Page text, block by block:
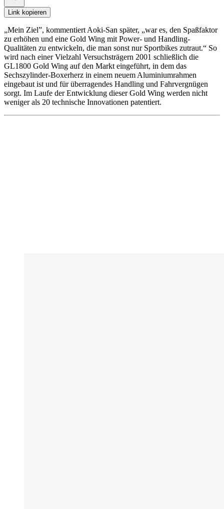
Link kopieren
„Mein Ziel”, kommentiert Aoki-San später, „war es, den Spaßfaktor
zu erhöhen und eine Gold Wing mit Power- und Handling-
Qualitäten zu entwickeln, die man sonst nur Sportbikes zutraut.“ So
wird nach einer Vielzahl Versuchsträgern 2001 schließlich die
GL1800 Gold Wing auf den Markt eingeführt, in dem das
Sechszylinder-Boxerherz in einem neuem Aluminiumrahmen
eingebaut ist und für überragendes Handling und Fahrvergnügen
sorgt. Im Laufe der Entwicklung dieser Gold Wing werden nicht
weniger als 20 technische Innovationen patentiert.